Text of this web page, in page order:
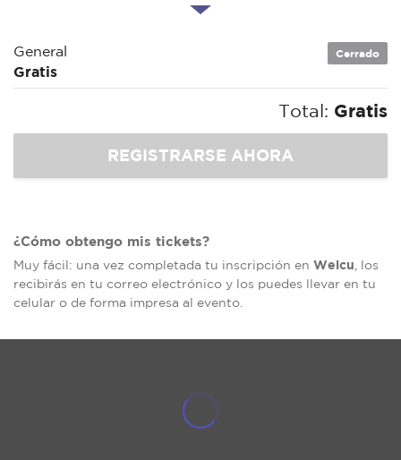
General
Gratis
Cerrado
Total: Gratis
¿Cómo obtengo mis tickets?
Muy fácil: una vez completada tu inscripción en Welcu , los
recibirás en tu correo electrónico y los puedes llevar en tu
celular o de forma impresa al evento.